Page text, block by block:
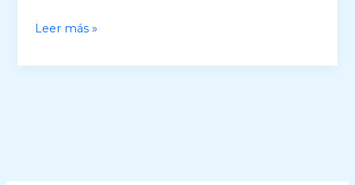
Clínica
Holística
Leer más »